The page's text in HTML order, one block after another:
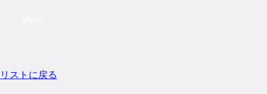
リストに戻る